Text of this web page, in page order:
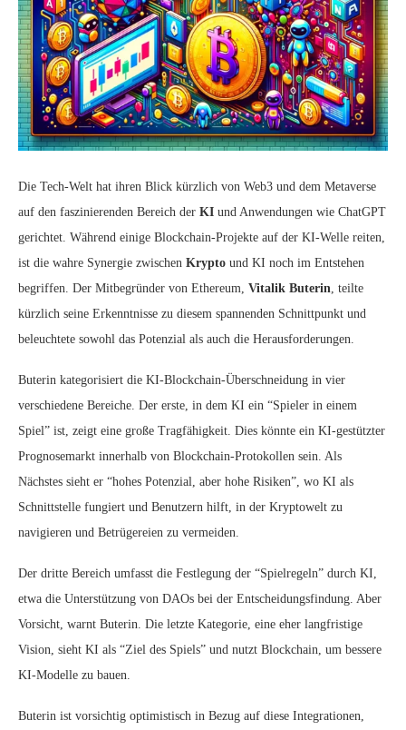
Die Tech-Welt hat ihren Blick kürzlich von Web3 und dem Metaverse
auf den faszinierenden Bereich der KI und Anwendungen wie ChatGPT
gerichtet. Während einige Blockchain-Projekte auf der KI-Welle reiten,
ist die wahre Synergie zwischen Krypto und KI noch im Entstehen
begriffen. Der Mitbegründer von Ethereum, Vitalik Buterin , teilte
kürzlich seine Erkenntnisse zu diesem spannenden Schnittpunkt und
beleuchtete sowohl das Potenzial als auch die Herausforderungen.
Buterin kategorisiert die KI-Blockchain-Überschneidung in vier
verschiedene Bereiche. Der erste, in dem KI ein “Spieler in einem
Spiel” ist, zeigt eine große Tragfähigkeit. Dies könnte ein KI-gestützter
Prognosemarkt innerhalb von Blockchain-Protokollen sein. Als
Nächstes sieht er “hohes Potenzial, aber hohe Risiken”, wo KI als
Schnittstelle fungiert und Benutzern hilft, in der Kryptowelt zu
navigieren und Betrügereien zu vermeiden.
Der dritte Bereich umfasst die Festlegung der “Spielregeln” durch KI,
etwa die Unterstützung von DAOs bei der Entscheidungsfindung. Aber
Vorsicht, warnt Buterin. Die letzte Kategorie, eine eher langfristige
Vision, sieht KI als “Ziel des Spiels” und nutzt Blockchain, um bessere
KI-Modelle zu bauen.
Buterin ist vorsichtig optimistisch in Bezug auf diese Integrationen,